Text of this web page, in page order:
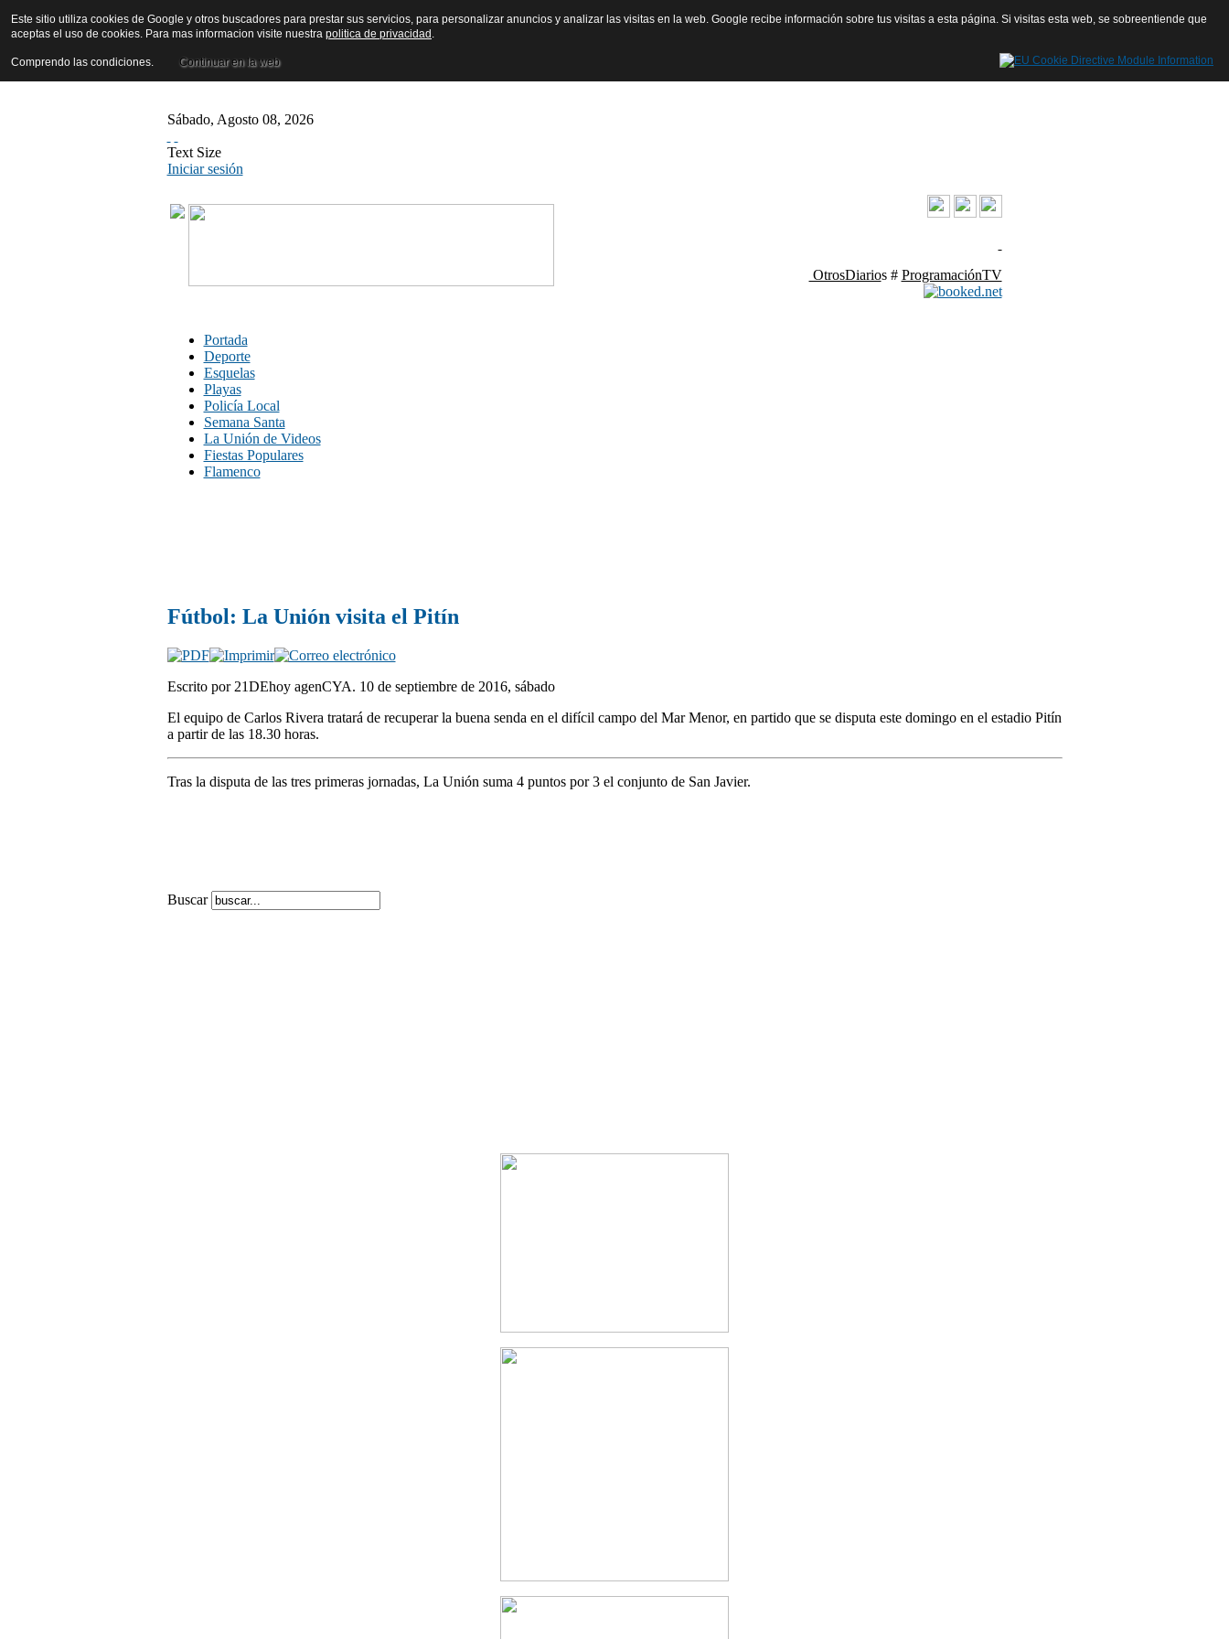
Sábado, Agosto 08, 2026
Text Size
Iniciar sesión
OtrosDiarios # ProgramaciónTV
Portada
Deporte
Esquelas
Playas
Policía Local
Semana Santa
La Unión de Videos
Fiestas Populares
Flamenco
Fútbol: La Unión visita el Pitín
Escrito por 21DEhoy agenCYA. 10 de septiembre de 2016, sábado
El equipo de Carlos Rivera tratará de recuperar la buena senda en el difícil campo del Mar Menor, en partido que se disputa este domingo en el estadio Pitín
a partir de las 18.30 horas.
Tras la disputa de las tres primeras jornadas, La Unión suma 4 puntos por 3 el conjunto de San Javier.
Buscar
Este sitio utiliza cookies de Google y otros buscadores para prestar sus servicios, para personalizar anuncios y analizar las visitas en la web. Google recibe información sobre tus visitas a esta página. Si visitas esta web, se sobreentiende que
aceptas el uso de cookies. Para mas informacion visite nuestra politica de privacidad .
Comprendo las condiciones. Continuar en la web